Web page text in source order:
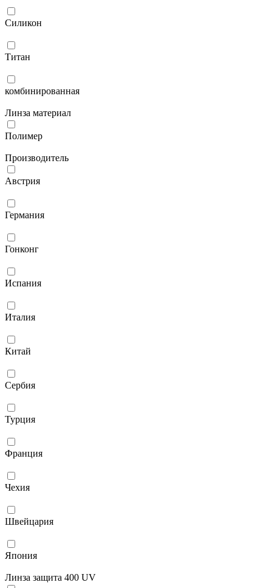
Силикон
Титан
комбинированная
Линза материал
Полимер
Производитель
Австрия
Германия
Гонконг
Испания
Италия
Китай
Сербия
Турция
Франция
Чехия
Швейцария
Япония
Линза защита 400 UV